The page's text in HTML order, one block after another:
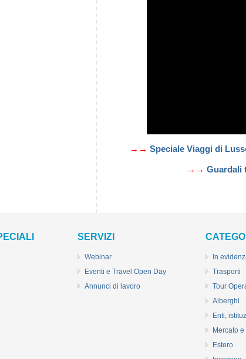
→→ Speciale Viaggi di
→→ Guardali
SERVIZI
Webinar
Eventi e Travel Open Day
Annunci di lavoro
In
Trasporti
Tour
Alberghi
Enti,
Mercato
Estero